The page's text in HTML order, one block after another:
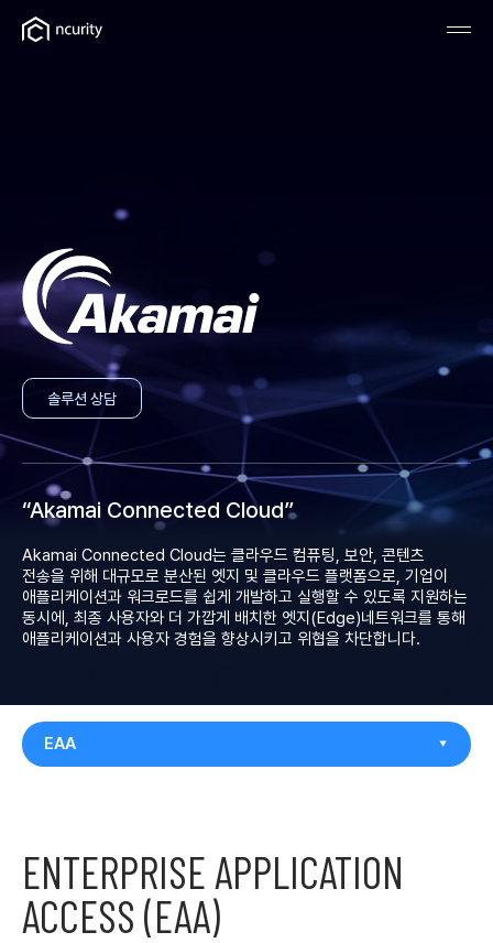
솔루션 상담
“Akamai Connected Cloud”
Akamai Connected Cloud는 클라우드 컴퓨팅, 보안, 콘텐츠
전송을 위해 대규모로 분산된 엣지 및 클라우드 플랫폼으로, 기업이
애플리케이션과 워크로드를 쉽게 개발하고 실행할 수 있도록 지원하는
동시에, 최종 사용자와 더 가깝게 배치한 엣지(Edge)네트워크를 통해​
애플리케이션과 사용자 경험을 향상시키고 위협을 차단합니다.
EAA
ENTERPRISE APPLICATION
ACCESS (EAA)